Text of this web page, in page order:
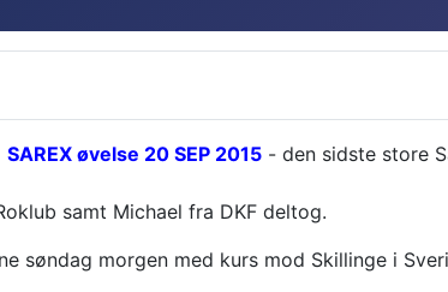
SAREX øvelse 20 SEP 2015 - den sidste store
samt Michael fra DKF deltog.
søndag morgen med kurs mod Skillinge i